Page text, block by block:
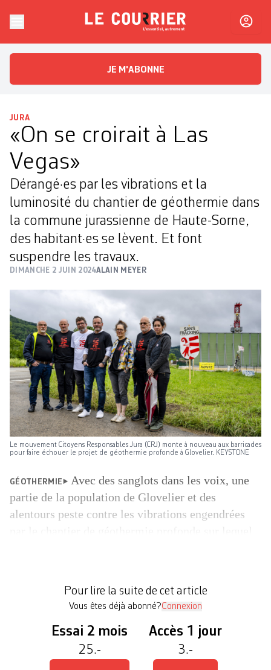
Le CourrierL'essentiel, autrement
JE M'ABONNE
JURA
«On se croirait à Las
Vegas»
Dérangé·es par les vibrations et la
luminosité du chantier de géothermie dans
la commune jurassienne de Haute-Sorne,
des habitant·es se lèvent. Et font
suspendre les travaux.
DIMANCHE 2 JUIN 2024ALAIN MEYER
Le mouvement Citoyens Responsables Jura (CRJ) monte à nouveau aux barricades
pour faire échouer le projet de géothermie profonde à Glovelier. KEYSTONE
GÉOTHERMIE
Avec des sanglots dans les voix, une
partie de la population de Glovelier et des
alentours peste contre les vibrations engendrées
Pour lire la suite de cet article
Vous êtes déjà abonné?Connexion
Essai 2 mois
25.-
Accès 1 jour
3.-